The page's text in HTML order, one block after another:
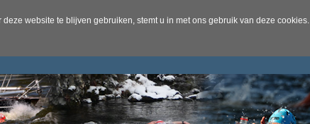
website te blijven gebruiken, stemt u in met ons gebruik van deze cookies.